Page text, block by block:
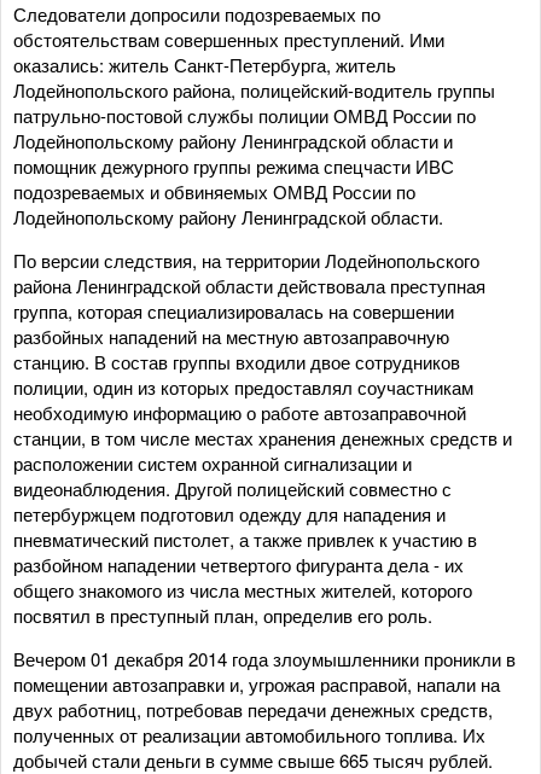
Следователи допросили подозреваемых по
обстоятельствам совершенных преступлений. Ими
оказались: житель Санкт-Петербурга, житель
Лодейнопольского района, полицейский-водитель группы
патрульно-постовой службы полиции ОМВД России по
Лодейнопольскому району Ленинградской области и
помощник дежурного группы режима спецчасти ИВС
подозреваемых и обвиняемых ОМВД России по
Лодейнопольскому району Ленинградской области.
По версии следствия, на территории Лодейнопольского
района Ленинградской области действовала преступная
группа, которая специализировалась на совершении
разбойных нападений на местную автозаправочную
станцию. В состав группы входили двое сотрудников
полиции, один из которых предоставлял соучастникам
необходимую информацию о работе автозаправочной
станции, в том числе местах хранения денежных средств и
расположении систем охранной сигнализации и
видеонаблюдения. Другой полицейский совместно с
петербуржцем подготовил одежду для нападения и
пневматический пистолет, а также привлек к участию в
разбойном нападении четвертого фигуранта дела - их
общего знакомого из числа местных жителей, которого
посвятил в преступный план, определив его роль.
Вечером 01 декабря 2014 года злоумышленники проникли в
помещении автозаправки и, угрожая расправой, напали на
двух работниц, потребовав передачи денежных средств,
полученных от реализации автомобильного топлива. Их
добычей стали деньги в сумме свыше 665 тысяч рублей.